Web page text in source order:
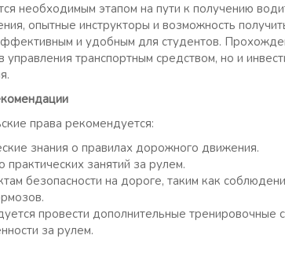
необходимым этапом на пути к получению
опытные инструкторы и возможность
и удобным для студентов.
транспортным средством, но и
права рекомендуется:
знания о правилах дорожного движения.
занятий за рулем.
безопасности на дороге, таким как
провести дополнительные тренировочные
за рулем.